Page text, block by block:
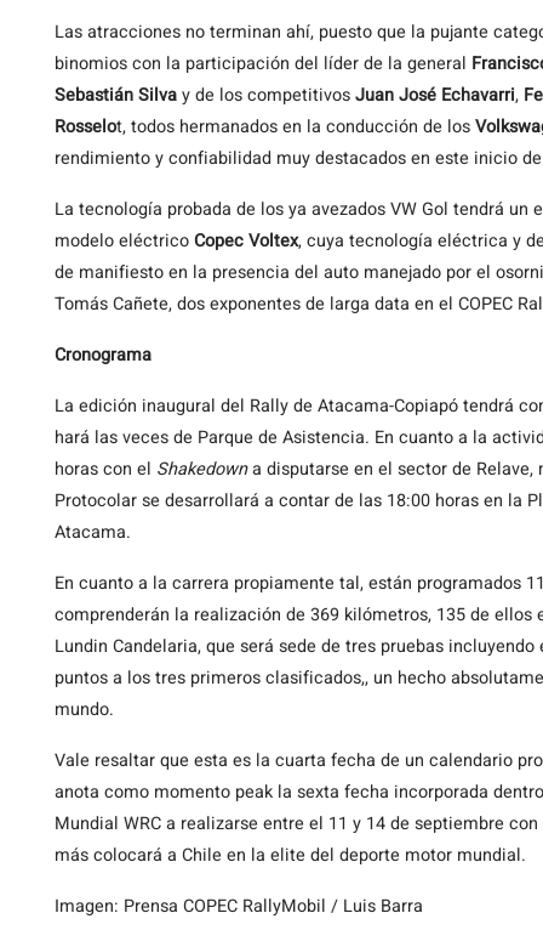
Las atracciones no terminan ahí, puesto que la pujante
binomios con la participación del líder de la general
Sebastián Silvay de los competitivosJuan José Echavarri,
Rosselot, todos hermanados en la conducción de los
rendimiento y confiabilidad muy destacados en este inicio
La tecnología probada de los ya avezados VW Gol tendrá
modelo eléctricoCopec Voltex, cuya tecnología eléctrica y
de manifiesto en la presencia del auto manejado por el
Tomás Cañete, dos exponentes de larga data en el COPEC
Cronograma
La edición inaugural del Rally de Atacama-Copiapó tendrá
hará las veces de Parque de Asistencia. En cuanto a la
horas con el Shakedowna disputarse en el sector de
Protocolar se desarrollará a contar de las 18:00 horas en la
Atacama.
En cuanto a la carrera propiamente tal, están programados
comprenderán la realización de 369 kilómetros, 135 de
Lundin Candelaria, que será sede de tres pruebas
puntos a los tres primeros clasificados,, un hecho
mundo.
Vale resaltar que esta es la cuarta fecha de un calendario
anota como momento peak la sexta fecha incorporada
Mundial WRC a realizarse entre el 11 y 14 de septiembre
más colocará a Chile en la elite del deporte motor mundial.
Imagen: Prensa COPEC RallyMobil / Luis Barra